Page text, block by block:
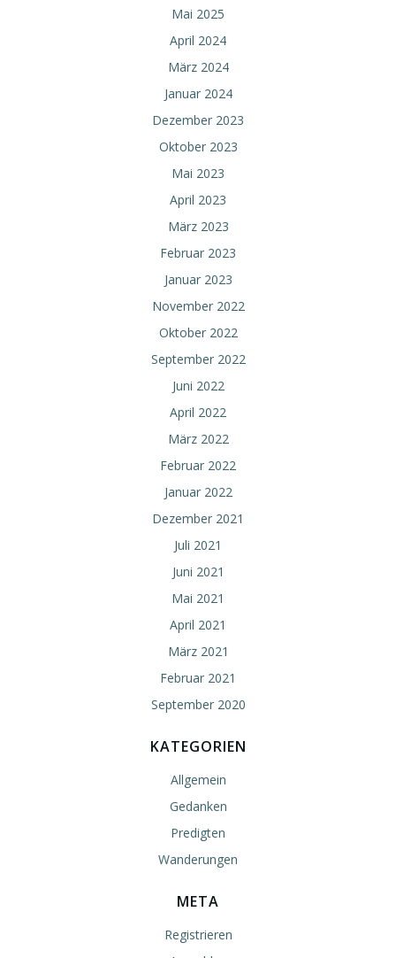
Mai 2025
April 2024
März 2024
Januar 2024
Dezember 2023
Oktober 2023
Mai 2023
April 2023
März 2023
Februar 2023
Januar 2023
November 2022
Oktober 2022
September 2022
Juni 2022
April 2022
März 2022
Februar 2022
Januar 2022
Dezember 2021
Juli 2021
Juni 2021
Mai 2021
April 2021
März 2021
Februar 2021
September 2020
KATEGORIEN
Allgemein
Gedanken
Predigten
Wanderungen
META
Registrieren